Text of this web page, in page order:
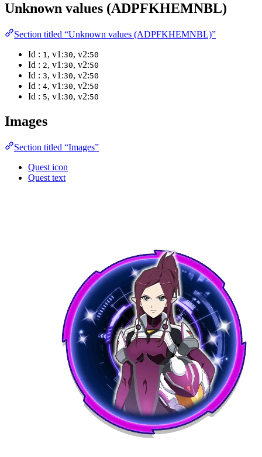
Unknown values (ADPFKHEMNBL)
Section titled “Unknown values (ADPFKHEMNBL)”
Id : 1, v1:30, v2:50
Id : 2, v1:30, v2:50
Id : 3, v1:30, v2:50
Id : 4, v1:30, v2:50
Id : 5, v1:30, v2:50
Images
Section titled “Images”
Quest icon
Quest text